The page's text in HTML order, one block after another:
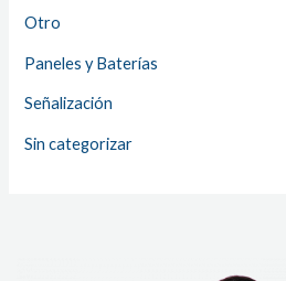
Otro
Paneles y Baterías
Señalización
Sin categorizar